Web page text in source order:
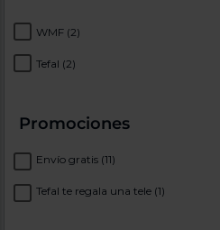
WMF (2)
Tefal (2)
Promociones
Envío gratis (11)
Tefal te regala una tele (1)